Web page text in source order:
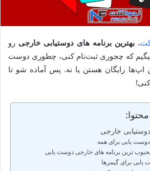
، بهترین برنامه های دوستیابی خارجی رو
که چجوری ثبت‌نام کنی، چطوری دوست
اپ‌ها رایگان هستن یا نه. پس آماده شو تا
دوستیابی خارجی